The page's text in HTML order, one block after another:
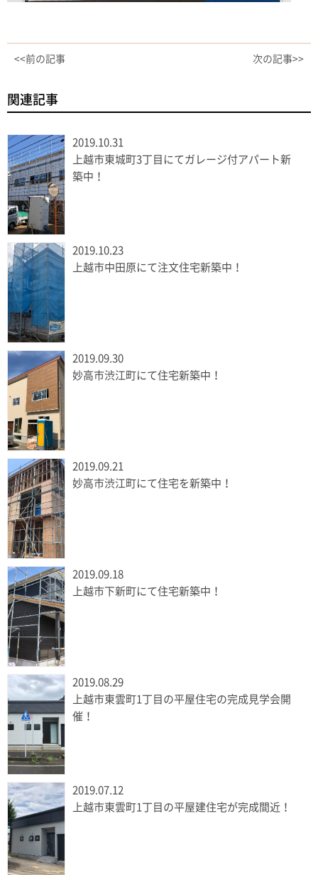
<<前の記事 次の記事>>
関連記事
2019.10.31
上越市東城町3丁目にてガレージ付アパート新
築中！
2019.10.23
上越市中田原にて注文住宅新築中！
2019.09.30
妙高市渋江町にて住宅新築中！
2019.09.21
妙高市渋江町にて住宅を新築中！
2019.09.18
上越市下新町にて住宅新築中！
2019.08.29
上越市東雲町1丁目の平屋住宅の完成見学会開
催！
2019.07.12
上越市東雲町1丁目の平屋建住宅が完成間近！